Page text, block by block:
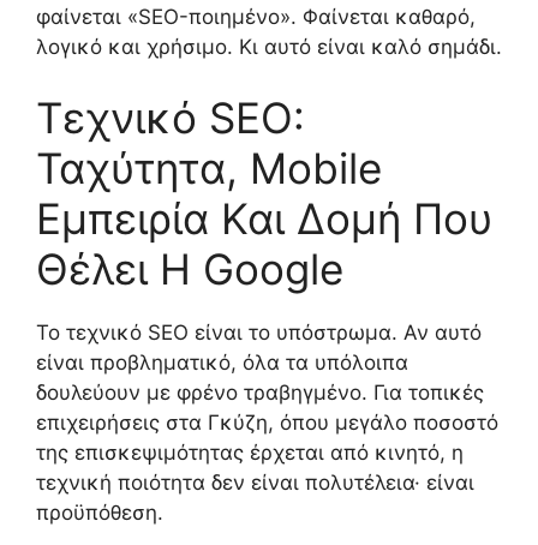
φαίνεται «SEO-ποιημένο». Φαίνεται καθαρό,
λογικό και χρήσιμο. Κι αυτό είναι καλό σημάδι.
Τεχνικό SEO:
Ταχύτητα, Mobile
Εμπειρία Και Δομή Που
Θέλει Η Google
Το τεχνικό SEO είναι το υπόστρωμα. Αν αυτό
είναι προβληματικό, όλα τα υπόλοιπα
δουλεύουν με φρένο τραβηγμένο. Για τοπικές
επιχειρήσεις στα Γκύζη, όπου μεγάλο ποσοστό
της επισκεψιμότητας έρχεται από κινητό, η
τεχνική ποιότητα δεν είναι πολυτέλεια· είναι
προϋπόθεση.